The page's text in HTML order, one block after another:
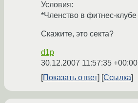
Условия:
*Членство в фитнес-клубе
Скажите, это секта?
d1p
30.12.2007 11:57:35 +00:00
Показать ответ
Ссылка